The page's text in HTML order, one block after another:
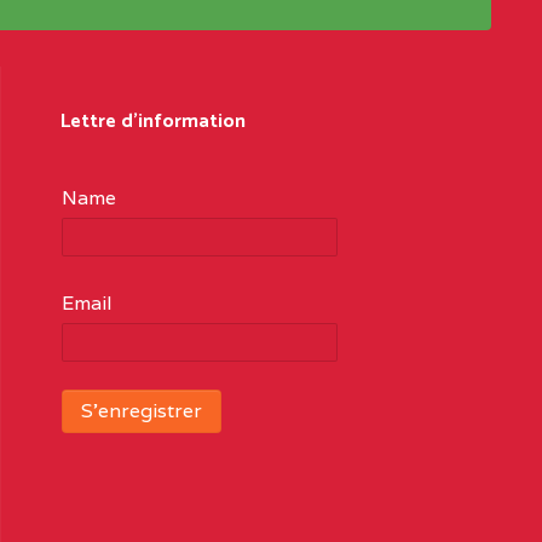
Lettre d'information
Name
Email